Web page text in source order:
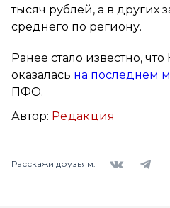
тысяч рублей, а в других
среднего по региону.
Ранее стало известно,
оказалась на последнем
ПФО.
Автор: Редакция
Расскажи друзьям: